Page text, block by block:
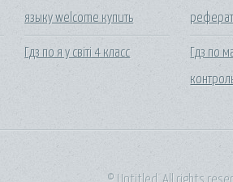
языку welcome купить
Гдз по я у світі 4 класс
Гдз по